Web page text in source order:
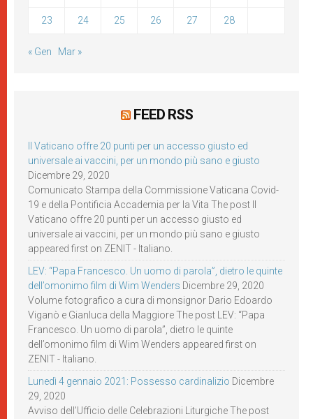
23 24 25 26 27 28
« Gen Mar »
FEED RSS
Il Vaticano offre 20 punti per un accesso giusto ed
universale ai vaccini, per un mondo più sano e giusto
Dicembre 29, 2020
Comunicato Stampa della Commissione Vaticana Covid-
19 e della Pontificia Accademia per la Vita The post Il
Vaticano offre 20 punti per un accesso giusto ed
universale ai vaccini, per un mondo più sano e giusto
appeared first on ZENIT - Italiano.
LEV: “Papa Francesco. Un uomo di parola”, dietro le quinte
dell’omonimo film di Wim Wenders Dicembre 29, 2020
Volume fotografico a cura di monsignor Dario Edoardo
Viganò e Gianluca della Maggiore The post LEV: “Papa
Francesco. Un uomo di parola”, dietro le quinte
dell’omonimo film di Wim Wenders appeared first on
ZENIT - Italiano.
Lunedì 4 gennaio 2021: Possesso cardinalizio Dicembre
29, 2020
Avviso dell’Ufficio delle Celebrazioni Liturgiche The post